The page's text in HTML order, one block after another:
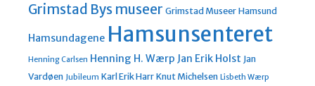
Grimstad Bys museer Grimstad MuseerHamsund
Hamsundagene Hamsunsenteret
Henning Carlsen Henning H. Wærp Jan Erik Holst Jan
Vardøen Jubileum Karl Erik HarrKnut Michelsen Lisbeth Wærp